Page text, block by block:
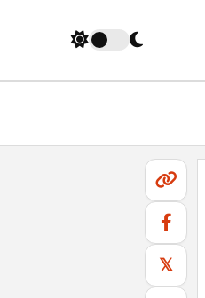
𝕏